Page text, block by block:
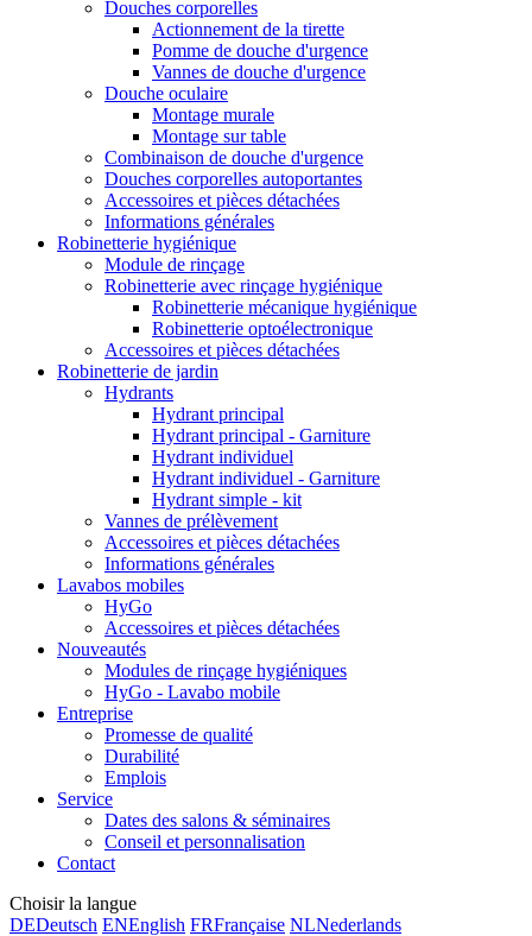
Douches corporelles
Actionnement de la tirette
Pomme de douche d'urgence
Vannes de douche d'urgence
Douche oculaire
Montage murale
Montage sur table
Combinaison de douche d'urgence
Douches corporelles autoportantes
Accessoires et pièces détachées
Informations générales
Robinetterie hygiénique
Module de rinçage
Robinetterie avec rinçage hygiénique
Robinetterie mécanique hygiénique
Robinetterie optoélectronique
Accessoires et pièces détachées
Robinetterie de jardin
Hydrants
Hydrant principal
Hydrant principal - Garniture
Hydrant individuel
Hydrant individuel - Garniture
Hydrant simple - kit
Vannes de prélèvement
Accessoires et pièces détachées
Informations générales
Lavabos mobiles
HyGo
Accessoires et pièces détachées
Nouveautés
Modules de rinçage hygiéniques
HyGo - Lavabo mobile
Entreprise
Promesse de qualité
Durabilité
Emplois
Service
Dates des salons & séminaires
Conseil et personnalisation
Contact
Choisir la langue
DEDeutsch ENEnglish FRFrançaise NLNederlands